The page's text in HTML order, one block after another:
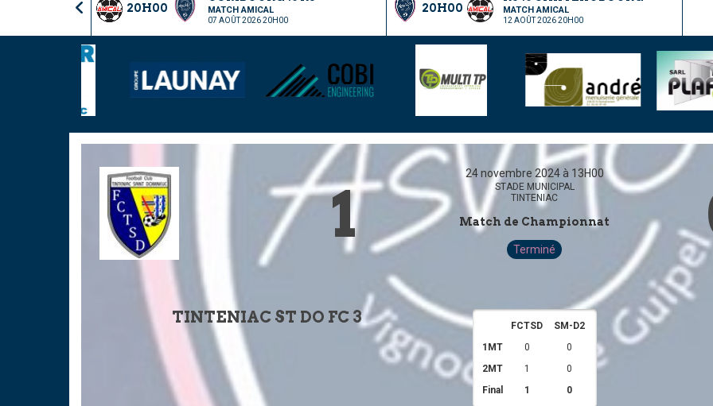
20H00 MATCH AMICAL
07 AOÛT 2026 20H00
20H00 MATCH AMICAL
12 AOÛT 2026 20H00
24 novembre 2024 à 13H00
STADE MUNICIPAL
TINTENIAC
Match de Championnat
Terminé
1
TINTENIAC ST DO FC 3 FCTSD
SM-D2
1MT
0
0
2MT
1
0
Final
1 0